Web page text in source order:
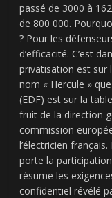
passé de 3000 à
de 800 000.
? Pour les
d’efficacité. C’est
privatisation est sur
nom « Hercule »
(EDF) est sur la
fruit de la direction
commission
l’électricien
porte la
résume les
confidentiel révélé